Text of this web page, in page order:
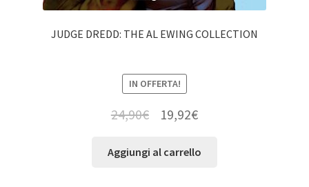
JUDGE DREDD: THE AL EWING COLLECTION
IN OFFERTA!
24,90€ 19,92€
Aggiungi al carrello